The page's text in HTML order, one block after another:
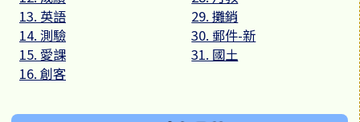
13. 英語
14. 測驗
15. 愛課
16. 創客
29. 攤銷
30. 郵件-新
31. 國土